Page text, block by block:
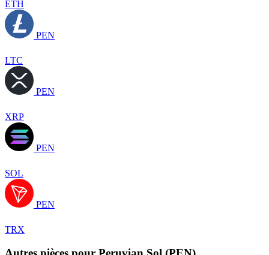
ETH
PEN
LTC
PEN
XRP
PEN
SOL
PEN
TRX